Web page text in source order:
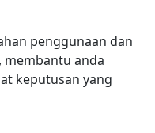
penggunaan dan
membantu anda
keputusan yang